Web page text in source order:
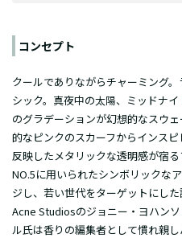
コンセプト
クールでありながらチャーミング
シック。真夜中の太陽、ミッドナ
のグラデーションが幻想的なスウ
的なピンクのスカーフからインス
反映したメタリックな透明感が宿
NO.5に用いられたシンボリックな
ジし、若い世代をターゲットにし
Acne Studiosのジョニー・ヨハン
ル氏は香りの編集者として慣れ親